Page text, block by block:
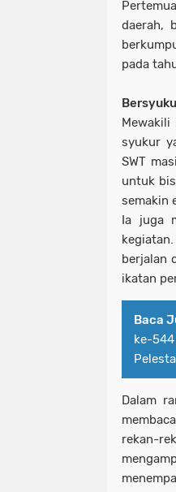
daerah,
pada
Mewakili
syukur
SWT
untuk
semakin
Ia juga
berjalan
ikatan
Baca
ke-
Dalam
rekan-